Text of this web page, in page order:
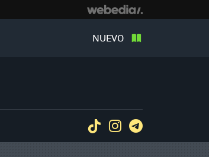
NUEVO
TiktokInstagram